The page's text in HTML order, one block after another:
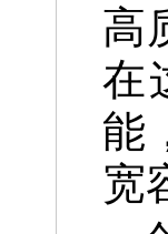
高
在
能
宽